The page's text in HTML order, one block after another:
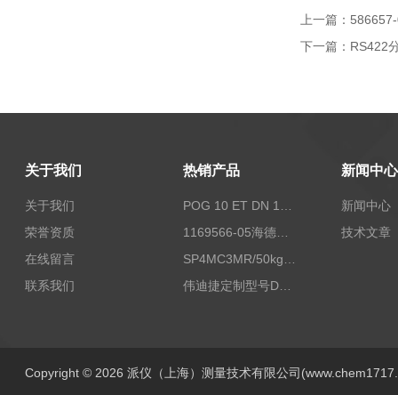
上一篇：
下一篇： RS422
关于我们
关于我们
荣誉资质
在线留言
联系我们
热销产品
1169566-05海德汉西门子编码器现货
伟迪捷定制型号DHM506-5000-002
新闻中心
新闻中心
技术文章
Copyright © 2026 派仪（上海）测量技术有限公司